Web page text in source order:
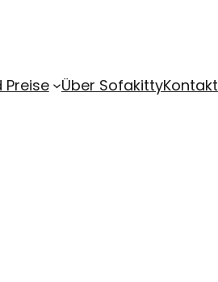
Über SofakittyKontakt